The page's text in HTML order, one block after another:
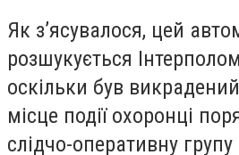
Як з’ясувалося, цей
розшукується
оскільки був
місце події охоронці
слідчо-оперативну